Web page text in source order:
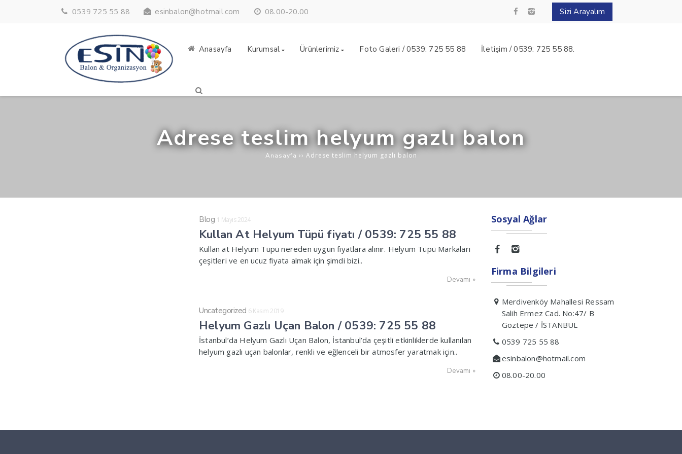
0539 725 55 88 esinbalon@hotmail.com 08.00-20.00 Sizi Arayalım
Anasayfa Kurumsal Ürünlerimiz Foto Galeri / 0539: 725 55 88 İletişim / 0539: 725 55 88.
Adrese teslim helyum gazlı balon
Anasayfa ›› Adrese teslim helyum gazlı balon
Blog 1 Mayıs 2024
Kullan At Helyum Tüpü fiyatı / 0539: 725 55 88
Kullan at Helyum Tüpü nereden uygun fiyatlara alınır. Helyum Tüpü Markaları
çeşitleri ve en ucuz fiyata almak için şimdi bizi..
Devamı »
Uncategorized 6 Kasım 2019
Helyum Gazlı Uçan Balon / 0539: 725 55 88
İstanbul’da Helyum Gazlı Uçan Balon, İstanbul’da çeşitli etkinliklerde kullanılan
helyum gazlı uçan balonlar, renkli ve eğlenceli bir atmosfer yaratmak için..
Devamı »
Sosyal Ağlar
Firma Bilgileri
Merdivenköy Mahallesi Ressam
Salih Ermez Cad. No:47/ B
Göztepe / İSTANBUL
0539 725 55 88
esinbalon@hotmail.com
08.00-20.00